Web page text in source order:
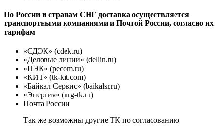
По России и странам СНГ доставка осуществляется
транспортными компаниями и Почтой России, согласно их
тарифам
«СДЭК» (cdek.ru)
«Деловые линии» (dellin.ru)
«ПЭК» (pecom.ru)
«КИТ» (tk-kit.com)
«Байкал Сервис» (baikalsr.ru)
«Энергия» (nrg-tk.ru)
Почта России
Так же возможны другие ТК по согласованию